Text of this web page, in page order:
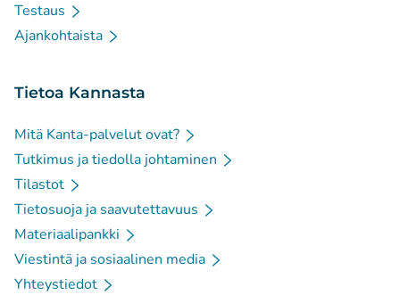
Testaus
Ajankohtaista
Tietoa Kannasta
Mitä Kanta-palvelut ovat?
Tutkimus ja tiedolla johtaminen
Tilastot
Tietosuoja ja saavutettavuus
Materiaalipankki
Viestintä ja sosiaalinen media
Yhteystiedot